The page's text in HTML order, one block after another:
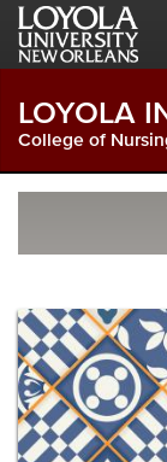
Skip
Global
Skip
Local
Navigation
Skip
Main
LOYOLA
College of
Local